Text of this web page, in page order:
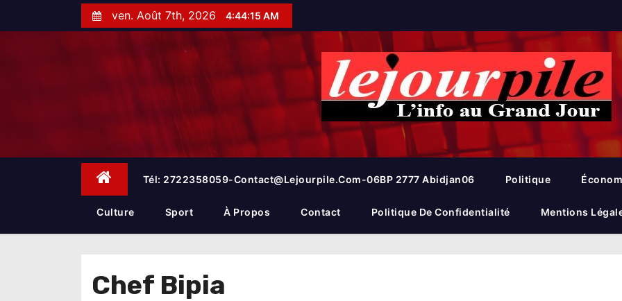
t
ven. Août 7th, 2026 4:44:15 AM
Tél: 2722358059-Contact@lejourpile.com-06BP 2777 Abidjan06 Politique
Culture Sport À Propos Contact Politique De Confidentialité Mentions
Chef Bipia